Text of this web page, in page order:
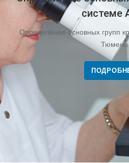
системе
Определение основных групп
Тюмени